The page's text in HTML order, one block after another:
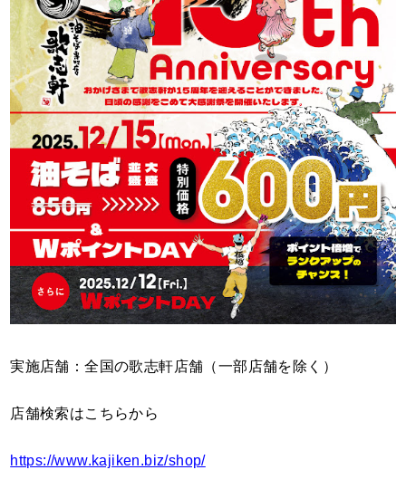
実施店舗：全国の歌志軒店舗（一部店舗を除く）
店舗検索はこちらから
https://www.kajiken.biz/shop/